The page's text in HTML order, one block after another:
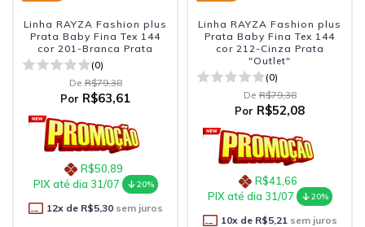
Linha RAYZA Fashion plus
Prata Baby Fina Tex 144
cor 201-Branca Prata
(0)
De R$79,38
Por R$63,61
R$50,89
PIX até dia 31/07
20%
12x de R$5,30sem juros
Linha RAYZA Fashion plus
Prata Baby Fina Tex 144
cor 212-Cinza Prata
"Outlet"
(0)
De R$79,38
Por R$52,08
R$41,66
PIX até dia 31/07
20%
10x de R$5,21 sem juros